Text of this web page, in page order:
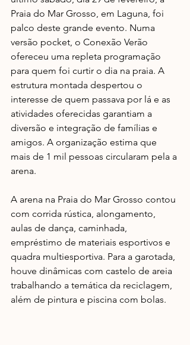
Praia do Mar Grosso, em Laguna, foi
palco deste grande evento. Numa
versão pocket, o Conexão Verão
ofereceu uma repleta programação
para quem foi curtir o dia na praia. A
estrutura montada despertou o
interesse de quem passava por lá e as
atividades oferecidas garantiam a
diversão e integração de famílias e
amigos. A organização estima que
mais de 1 mil pessoas circularam pela a
arena.
A arena na Praia do Mar Grosso contou
com corrida rústica, alongamento,
aulas de dança, caminhada,
empréstimo de materiais esportivos e
quadra multiesportiva. Para a garotada,
houve dinâmicas com castelo de areia
trabalhando a temática da reciclagem,
além de pintura e piscina com bolas.